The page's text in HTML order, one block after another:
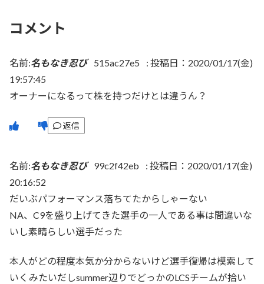
コメント
名前:名もなき忍び 515ac27e5 : 投稿日：2020/01/17(金)
19:57:45
オーナーになるって株を持つだけとは違うん？
返信
名前:名もなき忍び 99c2f42eb : 投稿日：2020/01/17(金)
20:16:52
だいぶパフォーマンス落ちてたからしゃーない
NA、C9を盛り上げてきた選手の一人である事は間違いな
いし素晴らしい選手だった
本人がどの程度本気か分からないけど選手復帰は模索して
いくみたいだしsummer辺りでどっかのLCSチームが拾い